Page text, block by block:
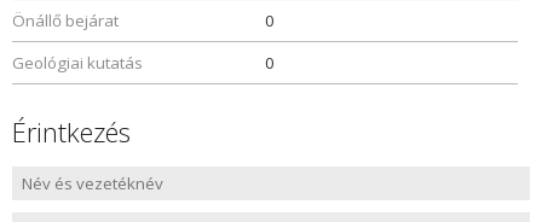
Önállő bejárat
0
Geológiai kutatás
0
Érintkezés